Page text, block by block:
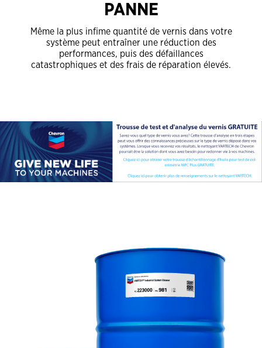
PANNE
Même la plus infime quantité de vernis dans votre
système peut entraîner une réduction des
performances, puis des défaillances
catastrophiques et des frais de réparation élevés.